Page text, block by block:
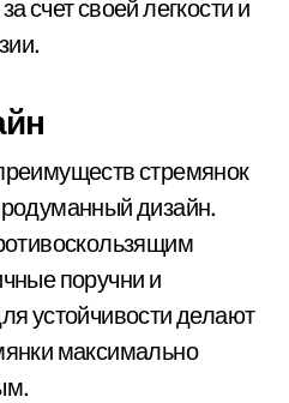
счет своей легкости и
стремянок
дизайн.
поручни и
устойчивости делают
максимально